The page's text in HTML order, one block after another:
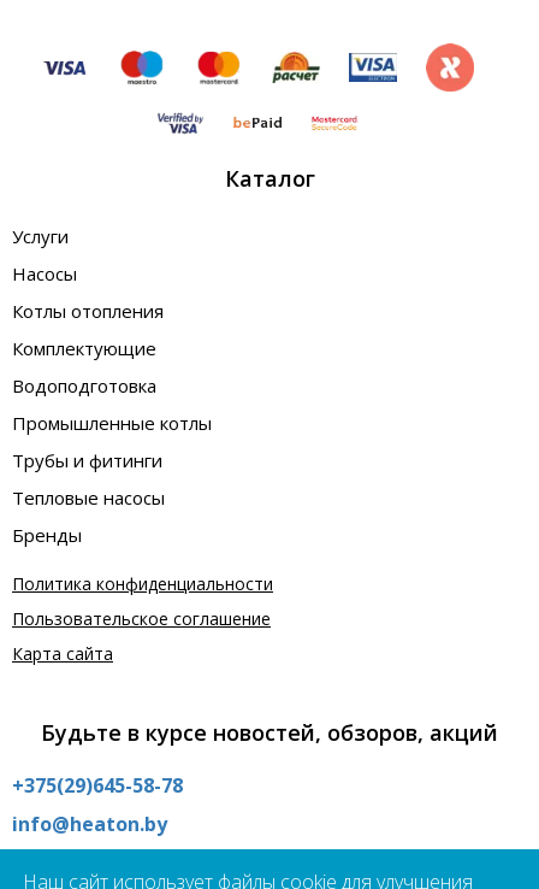
Каталог
Услуги
Насосы
Котлы отопления
Комплектующие
Водоподготовка
Промышленные котлы
Трубы и фитинги
Тепловые насосы
Бренды
Политика конфиденциальности
Пользовательское соглашение
Карта сайта
Будьте в курсе новостей, обзоров, акций
+375(29)645-58-78
info@heaton.by
Наш сайт использует файлы cookie для улучшения